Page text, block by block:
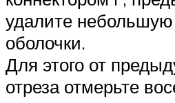
удалите небольшую
оболочки.
Для этого от
отреза отмерьте